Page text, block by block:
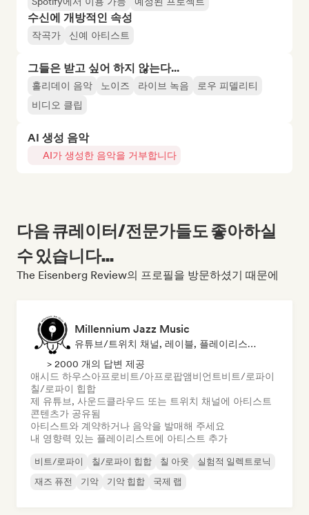
수신에 개방적인 속성
작곡가 신예 아티스트
그들은 받고 싶어 하지 않는다...
홀리데이 음악 노이즈 라이브 녹음
로우 피델리티
비디오 클립
AI 생성 음악
AI가 생성한 음악을 거부합니다
다음 큐레이터/전문가들도 좋아하실
수 있습니다...
The Eisenberg Review의 프로필을 방문하셨기 때문에
Millennium Jazz Music
유튜브/트위치 채널, 레이블, 플레이리스트 큐레이터
> 2000 개의 답변 제공
애시드 하우스아프로비트/아프로팝앰비언트비트/로파이
칠/로파이 힙합
제 유튜브, 사운드클라우드 또는 트위치 채널에 아티스트
콘텐츠가 공유됨
아티스트와 계약하거나 음악을 발매해 주세요
내 영향력 있는 플레이리스트에 아티스트 추가
비트/로파이 칠/로파이 힙합 칠 아웃
실험적 일렉트로닉
재즈 퓨전
기악 기악 힙합 국제 랩